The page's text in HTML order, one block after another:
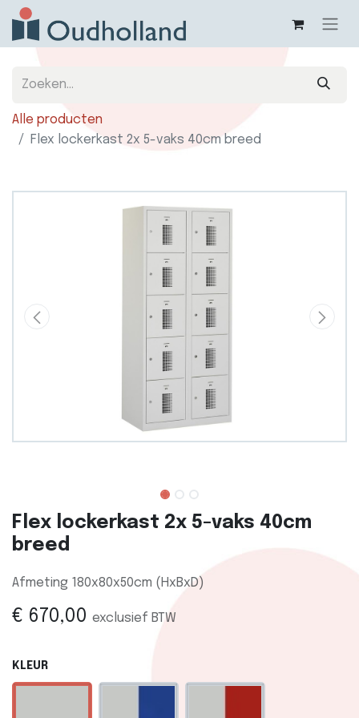
Alle producten
Flex lockerkast 2x 5-vaks 40cm breed
Flex lockerkast 2x 5-vaks 40cm
breed
Afmeting 180x80x50cm (HxBxD)
€ 670,00 exclusief BTW
KLEUR